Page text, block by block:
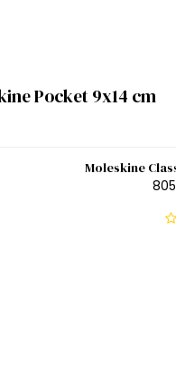
Pocket 9x14 cm
Moleskine